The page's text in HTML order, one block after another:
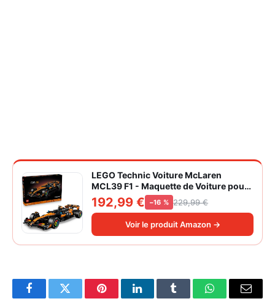
LEGO Technic Voiture McLaren
MCL39 F1 - Maquette de Voiture pour
Adulte - Set de Construction Formule 1
Collector - Moteur V6 & Différentiel -
Idée Cadeau pour Fans de Sport
Automobile 42228
192,99 € −16 % 229,99 €
Voir le produit Amazon →
FacebookTwitter PinterestLinkedInTumblr WhatsAppEmail